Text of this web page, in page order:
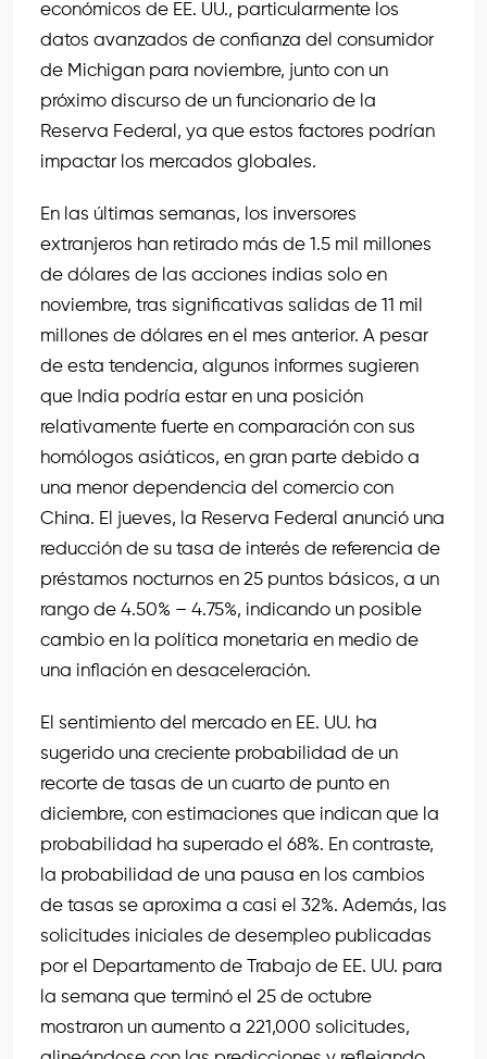
económicos de EE. UU., particularmente los
datos avanzados de confianza del consumidor
de Michigan para noviembre, junto con un
próximo discurso de un funcionario de la
Reserva Federal, ya que estos factores podrían
impactar los mercados globales.
En las últimas semanas, los inversores
extranjeros han retirado más de 1.5 mil millones
de dólares de las acciones indias solo en
noviembre, tras significativas salidas de 11 mil
millones de dólares en el mes anterior. A pesar
de esta tendencia, algunos informes sugieren
que India podría estar en una posición
relativamente fuerte en comparación con sus
homólogos asiáticos, en gran parte debido a
una menor dependencia del comercio con
China. El jueves, la Reserva Federal anunció una
reducción de su tasa de interés de referencia de
préstamos nocturnos en 25 puntos básicos, a un
rango de 4.50% – 4.75%, indicando un posible
cambio en la política monetaria en medio de
una inflación en desaceleración.
El sentimiento del mercado en EE. UU. ha
sugerido una creciente probabilidad de un
recorte de tasas de un cuarto de punto en
diciembre, con estimaciones que indican que la
probabilidad ha superado el 68%. En contraste,
la probabilidad de una pausa en los cambios
de tasas se aproxima a casi el 32%. Además, las
solicitudes iniciales de desempleo publicadas
por el Departamento de Trabajo de EE. UU. para
la semana que terminó el 25 de octubre
mostraron un aumento a 221,000 solicitudes,